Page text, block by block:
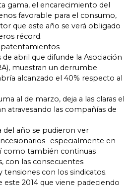
gama, el encarecimiento del
favorable para el consumo,
que este año se verá obligado
récord.
patentamientos
abril que difunde la Asociación
muestran un derrumbe
alcanzado el 40% respecto al
al de marzo, deja a las claras el
atravesando las compañías de
del año se pudieron ver
-especialmente en
como también continuas
con las consecuentes
tensiones con los sindicatos.
este 2014 que viene padeciendo